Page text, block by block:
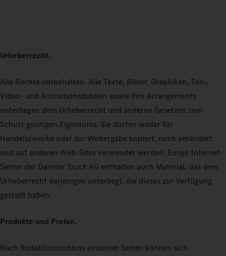
Urheberrecht.
Alle Rechte vorbehalten. Alle Texte, Bilder, Graphiken, Ton-,
Video- und Animationsdateien sowie ihre Arrangements
unterliegen dem Urheberrecht und anderen Gesetzen zum
Schutz geistigen Eigentums. Sie dürfen weder für
Handelszwecke oder zur Weitergabe kopiert, noch verändert
und auf anderen Web-Sites verwendet werden. Einige Internet-
Seiten der Daimler Truck AG enthalten auch Material, das dem
Urheberrecht derjenigen unterliegt, die dieses zur Verfügung
gestellt haben.
Produkte und Preise.
Nach Redaktionsschluss einzelner Seiten können sich